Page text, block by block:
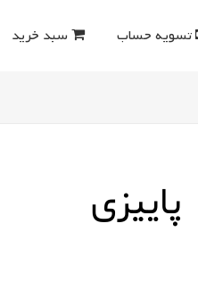
تسویه حساب سبد خرید
پاییزی